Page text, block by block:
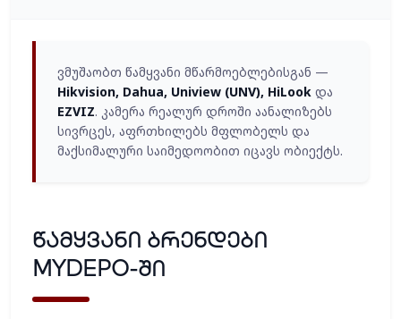
ვმუშაობთ წამყვანი მწარმოებლებისგან —
Hikvision, Dahua, Uniview (UNV), HiLook და
EZVIZ. კამერა რეალურ დროში აანალიზებს
სივრცეს, აფრთხილებს მფლობელს და
მაქსიმალური საიმედოობით იცავს ობიექტს.
წამყვანი ბრენდები
MYDEPO-ში